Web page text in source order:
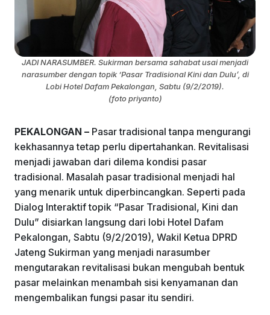
k
JADI NARASUMBER. Sukirman bersama sahabat usai menjadi
narasumber dengan topik ‘Pasar Tradisional Kini dan Dulu’, di
Lobi Hotel Dafam Pekalongan, Sabtu (9/2/2019).
(foto priyanto)
PEKALONGAN – Pasar tradisional tanpa mengurangi
kekhasannya tetap perlu dipertahankan. Revitalisasi
menjadi jawaban dari dilema kondisi pasar
tradisional. Masalah pasar tradisional menjadi hal
yang menarik untuk diperbincangkan. Seperti pada
Dialog Interaktif topik “Pasar Tradisional, Kini dan
Dulu” disiarkan langsung dari lobi Hotel Dafam
Pekalongan, Sabtu (9/2/2019), Wakil Ketua DPRD
Jateng Sukirman yang menjadi narasumber
mengutarakan revitalisasi bukan mengubah bentuk
pasar melainkan menambah sisi kenyamanan dan
mengembalikan fungsi pasar itu sendiri.